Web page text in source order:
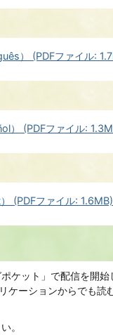
） (PDFファイル:
） (PDFファイル:
(PDFファイル: 1.6MB)
ケット」で配信を開始
ケーションからでも読
。